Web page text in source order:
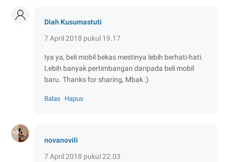
Diah Kusumastuti
7 April 2018 pukul 19.17
Iya ya, beli mobil bekas mestinya lebih berhati-hati.
Lebih banyak pertimbangan daripada beli mobil
baru. Thanks for sharing, Mbak :)
Balas Hapus
novanovili
7 April 2018 pukul 22.03